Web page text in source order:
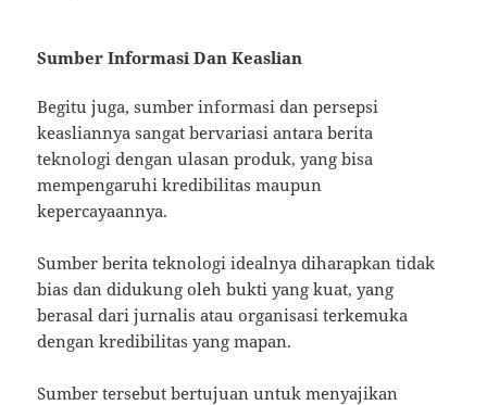
Sumber Informasi Dan Keaslian
Begitu juga, sumber informasi dan persepsi
keasliannya sangat bervariasi antara berita
teknologi dengan ulasan produk, yang bisa
mempengaruhi kredibilitas maupun
kepercayaannya.
Sumber berita teknologi idealnya diharapkan tidak
bias dan didukung oleh bukti yang kuat, yang
berasal dari jurnalis atau organisasi terkemuka
dengan kredibilitas yang mapan.
Sumber tersebut bertujuan untuk menyajikan